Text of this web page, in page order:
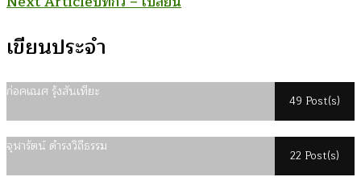
เขียนประจำ
ก่อคเณศ รุ้งสันเทียะ
49 Post(s)
จุฬารัตน์ ดำรงวิถีธรรม
22 Post(s)